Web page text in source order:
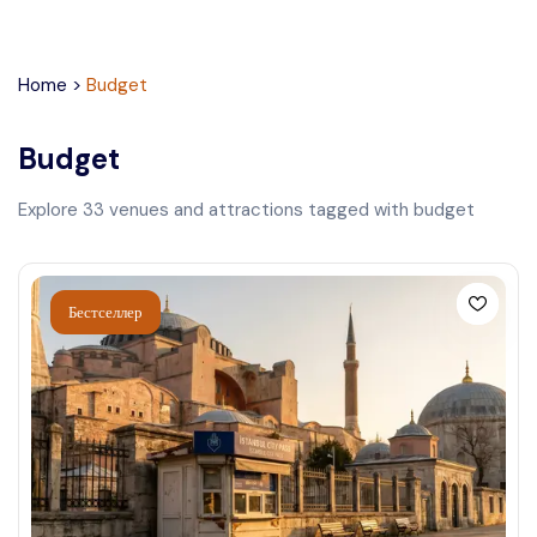
Home > Budget
Budget
Explore 33 venues and attractions tagged with budget
Бестселлер